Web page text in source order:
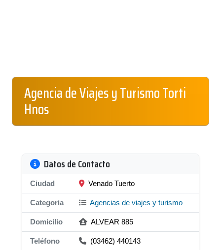
Agencia de Viajes y Turismo Torti
Hnos
Datos de Contacto
Ciudad Venado Tuerto
Categoria Agencias de viajes y turismo
Domicilio ALVEAR 885
Teléfono (03462) 440143